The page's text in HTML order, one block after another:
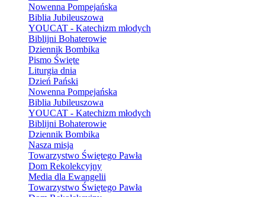
Nowenna Pompejańska
Biblia Jubileuszowa
YOUCAT - Katechizm młodych
Biblijni Bohaterowie
Dziennik Bombika
Pismo Święte
Liturgia dnia
Dzień Pański
Nowenna Pompejańska
Biblia Jubileuszowa
YOUCAT - Katechizm młodych
Biblijni Bohaterowie
Dziennik Bombika
Nasza misja
Towarzystwo Świętego Pawła
Dom Rekolekcyjny
Media dla Ewangelii
Towarzystwo Świętego Pawła